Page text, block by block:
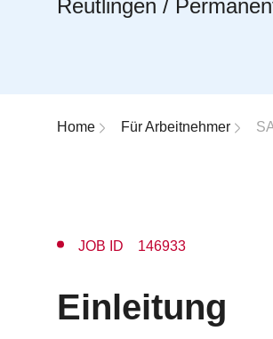
Reutlingen /
Breadcrumb-Navigation
Home Für Arbeitnehmer
JOB ID 146933
Einleitung